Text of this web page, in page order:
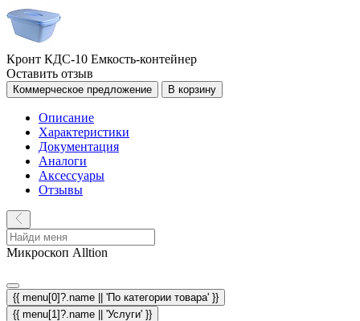
Кронт КДС-10 Емкость-контейнер
Оставить отзыв
Коммерческое предложение В корзину
Описание
Характеристики
Документация
Аналоги
Аксессуары
Отзывы
Микроскоп Alltion
{{ menu[0]?.name || 'По категории товара' }}
{{ menu[1]?.name || 'Услуги' }}